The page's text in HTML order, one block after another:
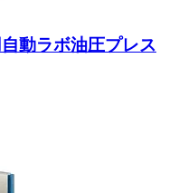
動ラボ油圧プレス